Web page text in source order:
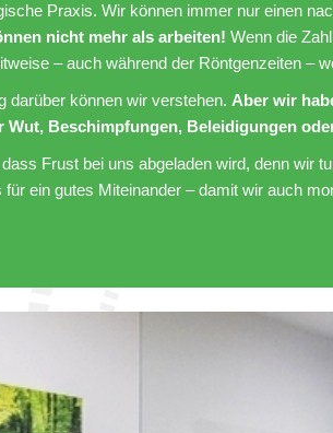
Praxis. Wir können immer nur einen
nicht mehr als arbeiten! Wenn die
– auch während der Röntgenzeiten –
darüber können wir verstehen. Aber wir
Wut, Beschimpfungen, Beleidigungen
Frust bei uns abgeladen wird, denn wir
ein gutes Miteinander – damit wir auch